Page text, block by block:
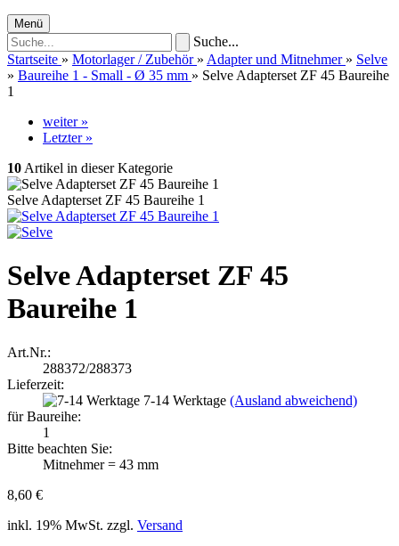
Menü
Suche...
Startseite » Motorlager / Zubehör » Adapter und Mitnehmer » Selve
» Baureihe 1 - Small - Ø 35 mm » Selve Adapterset ZF 45 Baureihe
1
weiter »
Letzter »
10 Artikel in dieser Kategorie
Selve Adapterset ZF 45 Baureihe 1
Selve Adapterset ZF 45
Baureihe 1
Art.Nr.:
288372/288373
Lieferzeit:
7-14 Werktage (Ausland abweichend)
für Baureihe:
1
Bitte beachten Sie:
Mitnehmer = 43 mm
8,60 €
inkl. 19% MwSt. zzgl. Versand